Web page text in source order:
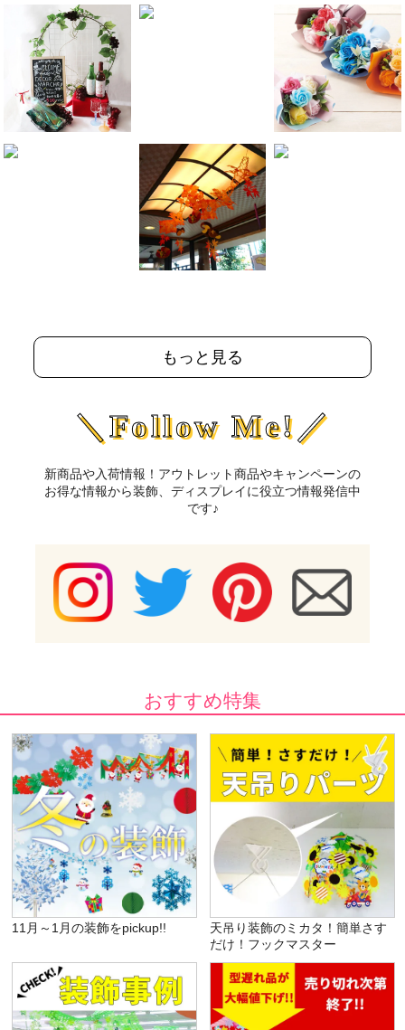
もっと見る
＼Follow Me!／
新商品や入荷情報！アウトレット商品やキャンペーンの
お得な情報から装飾、ディスプレイに役立つ情報発信中
です♪
おすすめ特集
11月～1月の装飾をpickup!!
天吊り装飾のミカタ！簡単さす
だけ！フックマスター